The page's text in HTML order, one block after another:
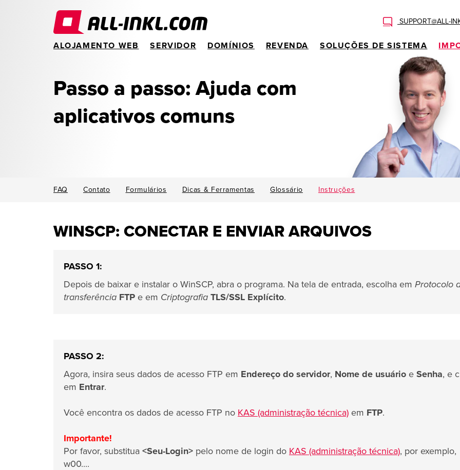
SUPPORT@ALL-
ALOJAMENTO WEB SERVIDOR DOMÍNIOS REVENDA SOLUÇÕES DE SISTEMA
Passo a passo: Ajuda com
aplicativos comuns
FAQ Contato Formulários Dicas & Ferramentas Glossário Instruções
WINSCP: CONECTAR E ENVIAR ARQUIVOS
PASSO 1:
Depois de baixar e instalar o WinSCP, abra o programa. Na tela de entrada, escolha em Protocolo
transferência FTP e em Criptografia TLS/SSL Explícito.
PASSO 2:
Agora, insira seus dados de acesso FTP em Endereço do servidor, Nome de usuário e Senha, e
em Entrar.
Você encontra os dados de acesso FTP no KAS (administração técnica) em FTP.
Importante!
Por favor, substitua <Seu-Login> pelo nome de login do KAS (administração técnica), por exemplo,
w00....